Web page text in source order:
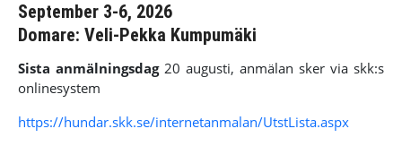
September 3-6, 2026
Domare: Veli-Pekka Kumpumäki
Sista anmälningsdag 20 augusti, anmälan sker via skk:s
onlinesystem
https://hundar.skk.se/internetanmalan/UtstLista.aspx